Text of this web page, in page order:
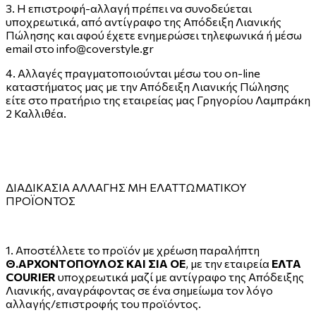
3. Η επιστροφή-αλλαγή πρέπει να συνοδεύεται
υποχρεωτικά, από αντίγραφο της Απόδειξη Λιανικής
Πώλησης και αφού έχετε ενημερώσει τηλεφωνικά ή μέσω
email στο info@coverstyle.gr
4. Αλλαγές πραγματοποιούνται μέσω του on-line
καταστήματος μας με την Απόδειξη Λιανικής Πώλησης
είτε στο πρατήριο της εταιρείας μας Γρηγορίου Λαμπράκη
2 Καλλιθέα.
ΔΙΑΔΙΚΑΣΙΑ ΑΛΛΑΓΗΣ ΜΗ ΕΛΑΤΤΩΜΑΤΙΚΟΥ
ΠΡΟΪΌΝΤΟΣ
1. Αποστέλλετε το προϊόν με χρέωση παραλήπτη
Θ.ΑΡΧΟΝΤΟΠΟΥΛΟΣ ΚΑΙ ΣΙΑ ΟΕ, με την εταιρεία ΕΛΤΑ
COURIER υποχρεωτικά μαζί με αντίγραφο της Απόδειξης
Λιανικής, αναγράφοντας σε ένα σημείωμα τον λόγο
αλλαγής/επιστροφής του προϊόντος.